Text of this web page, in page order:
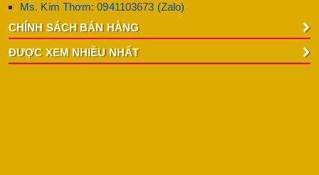
Ms. Kim Thơm: 0941103673 (Zalo)
CHÍNH SÁCH BÁN HÀNG
ĐƯỢC XEM NHIỀU NHẤT